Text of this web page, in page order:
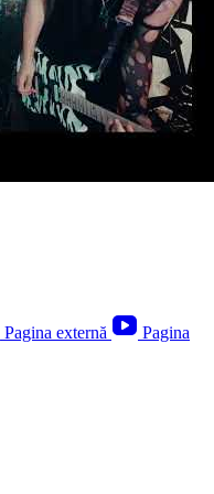
Pagina externă
Pagina